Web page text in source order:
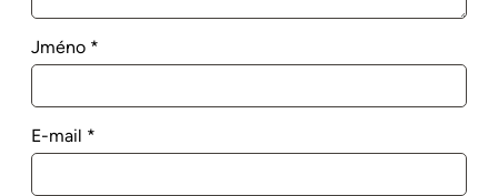
Jméno *
E-mail *